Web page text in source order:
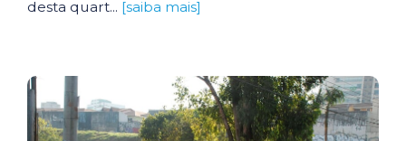
desta quart... [saiba mais]